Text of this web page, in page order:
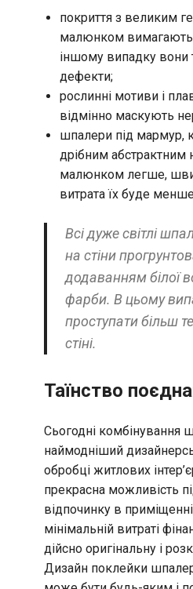
покриття з великим
малюнком вимагають
іншому випадку вони
дефекти;
рослинні мотиви і
відмінно маскують
шпалери під мармур,
дрібним абстрактним
малюнком легше,
витрата їх буде
Всі дуже світлі
на стіни
додаванням білої
фарби. В цьому
проступати більш
стіні.
Таїнство
Сьогодні комбінування
наймодніший
обробці житлових
прекрасна можливість
відпочинку в
мінімальній витраті
дійсно оригінальну і
Дизайн поклейки